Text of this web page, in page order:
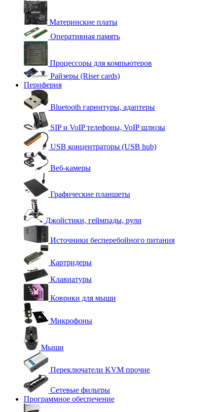
Материнские платы
Оперативная память
Процессоры для компьютеров
Райзеры (Riser cards)
Периферия
Bluetooth гарнитуры, адаптеры
SIP и VoIP телефоны, VoIP шлюзы
USB концентраторы (USB hub)
Веб-камеры
Графические планшеты
Джойстики, геймпады, рули
Источники бесперебойного питания
Картридеры
Клавиатуры
Коврики для мыши
Микрофоны
Мыши
Переключатели KVM прочие
Сетевые фильтры
Программное обеспечение